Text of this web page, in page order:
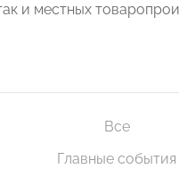
и местных
Все
Главные события